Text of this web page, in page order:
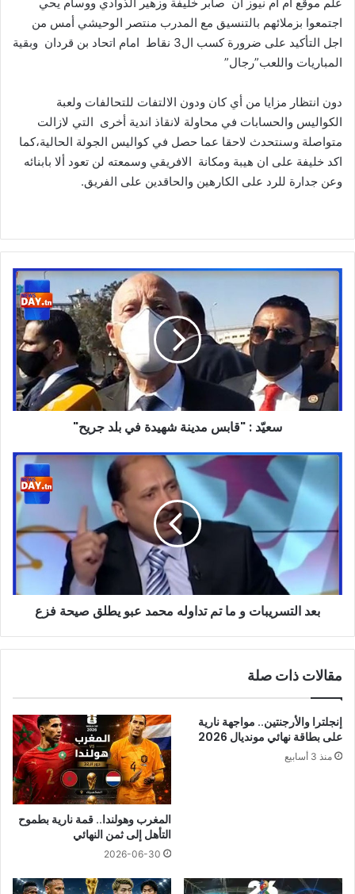
علم موقع ام ام نيوز ان صابر خليفة وزهير الذوادي ووسام يحي
اجتمعوا بزملائهم بالتنسيق مع المدرب منتصر الوحيشي أمس من
اجل التأكيد على ضرورة كسب ال3 نقاط امام اتحاد بن قردان وبقية
المباريات واللعب”رجال”
دون انتظار مزايا من أي كان ودون الالتفات للتحالفات ولعبة
الكواليس والحسابات في محاولة لانقاذ اندية أخرى التي لازالت
متواصلة وسنتحدث لاحقا عما حصل في كواليس الجولة الحالية،كما
اكد خليفة على ان هيبة ومكانة الافريقي وسمعته لن تعود ألا بابنائه
وعن جدارة للرد على الكارهين والحاقدين على الفريق.
سعيّد
مدينة
شهيدة
في
بلد
جريح"
سعيّد : "قابس مدينة شهيدة في بلد جريح"
بعد
التسريبات
ما
تم
تداوله
يطلق
صيحةبعد التسريبات و ما تم تداوله محمد عبو يطلق صيحة فزع
مقالات ذات صلة
إنجلترا والأرجنتين.. مواجهة نارية
على بطاقة نهائي مونديال 2026
منذ 3 أسابيع
المغرب وهولندا.. قمة نارية بطموح
التأهل إلى ثمن النهائي
2026-06-30